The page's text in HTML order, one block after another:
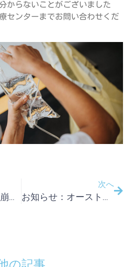
からないことがございました
センターまでお問い合わせくだ
お知らせ：体調を崩した時にオーストラリアで最初に行くところは？！
次へ
お知らせ：オーストラリアでの発熱は何度から？点滴を希望したら断られました！